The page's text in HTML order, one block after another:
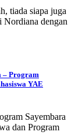
tiada siapa juga
Nordiana dengan
– Program
YAE
Sayembara
dan Program